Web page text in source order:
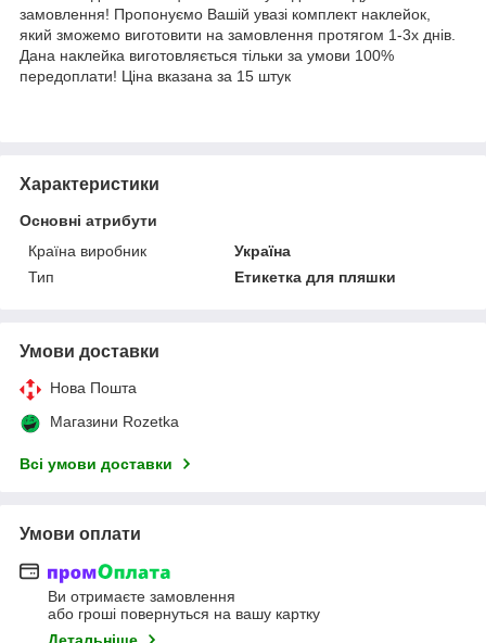
замовлення! Пропонуємо Вашій увазі комплект наклейок,
який зможемо виготовити на замовлення протягом 1-3х днів.
Дана наклейка виготовляється тільки за умови 100%
передоплати! Ціна вказана за 15 штук
Характеристики
Основні атрибути
Країна виробник
Україна
Тип
Етикетка для пляшки
Умови доставки
Нова Пошта
Магазини Rozetka
Всі умови доставки
Умови оплати
Ви отримаєте замовлення
або гроші повернуться на вашу картку